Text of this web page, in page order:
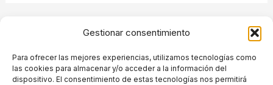
Gestionar consentimiento
Para ofrecer las mejores experiencias, utilizamos tecnologías como
las cookies para almacenar y/o acceder a la información del
dispositivo. El consentimiento de estas tecnologías nos permitirá